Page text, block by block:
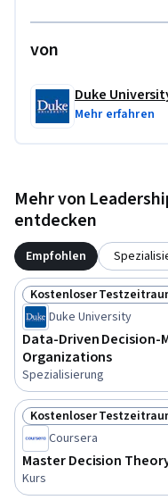
von
Duke
Mehr erfahren
Mehr von
entdecken
Empfohlen
Status: Kostenloser
Kostenloser
Duke University
Data-Driven Decision-
Organizations
Spezialisierung
Status: Kostenloser
Kostenloser
Coursera
Master Decision
Kurs